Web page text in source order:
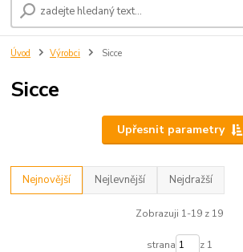
Úvod Výrobci Sicce
Sicce
Upřesnit parametry
Nejnovější Nejlevnější Nejdražší
Zobrazuji 1-19 z 19
strana z 1